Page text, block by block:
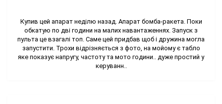
Купив цей апарат неділю назад. Апарат бомба-ракета. Поки
обкатую по дві години на малих навантаженнях. Запуск з
пульта це взагалі топ. Саме цей придбав щоб і дружина могла
запустити. Трохи відрізняється з фото, на мойому є табло
яке показує напругу, частоту та мото години.. дуже простий у
керуванн..